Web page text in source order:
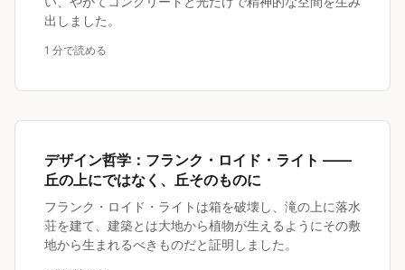
出しました。
1 分で読める
デザイン哲学：フランク・ロイド・ライト ——
丘の上にではなく、丘そのものに
フランク・ロイド・ライトは箱を破壊し、滝の上に落水
荘を建て、建築とは大地から植物が生えるようにその敷
地から生まれるべきものだと証明しました。